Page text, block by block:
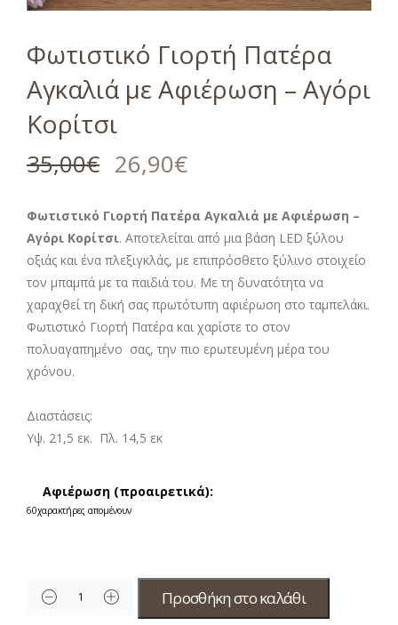
Φωτιστικό Γιορτή Πατέρα
Αγκαλιά με Αφιέρωση – Αγόρι
Κορίτσι
35,00€ 26,90€
Φωτιστικό Γιορτή Πατέρα Αγκαλιά με Αφιέρωση –
Αγόρι Κορίτσι. Αποτελείται από μια βάση LED ξύλου
οξιάς και ένα πλεξιγκλάς, με επιπρόσθετο ξύλινο στοιχείο
τον μπαμπά με τα παιδιά του. Με τη δυνατότητα να
χαραχθεί τη δική σας πρωτότυπη αφιέρωση στο ταμπελάκι.
Φωτιστικό Γιορτή Πατέρα και χαρίστε το στον
πολυαγαπημένο σας, την πιο ερωτευμένη μέρα του
χρόνου.
Διαστάσεις:
Υψ. 21,5 εκ. Πλ. 14,5 εκ
Αφιέρωση (προαιρετικά):
60χαρακτήρες απομένουν
Προσθήκη στο καλάθι